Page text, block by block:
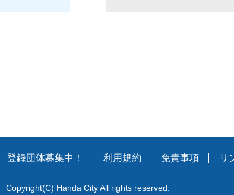
登録団体募集中！ 利用規約 免責事項 リ
Copyright(C) Handa City All rights reserved.